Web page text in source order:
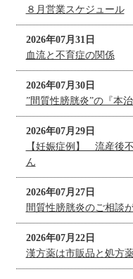
８月営業スケジュール
2026年07月31日
血流と不育症の関係
2026年07月30日
”間質性膀胱炎”の『本
2026年07月29日
【妊娠症例】 流産後
ん
2026年07月27日
間質性膀胱炎のご相談
2026年07月22日
漢方薬は市販品と処方